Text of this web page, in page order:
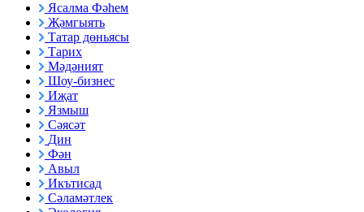
Ясалма Фәһем
Җәмгыять
Татар дөньясы
Тарих
Мәдәният
Шоу-бизнес
Иҗат
Язмыш
Сәясәт
Дин
Фән
Авыл
Икътисад
Сәламәтлек